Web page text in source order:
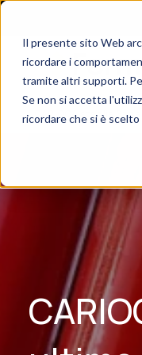
Il presente sito Web
ricordare i
tramite altri supporti.
Se non si accetta
ricordare che si è
CARIOCA sceglie